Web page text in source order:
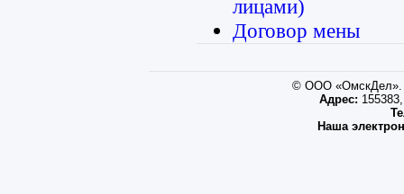
лицами)
Договор мены
© ООО «ОмскДел».
Адрес:
Наша